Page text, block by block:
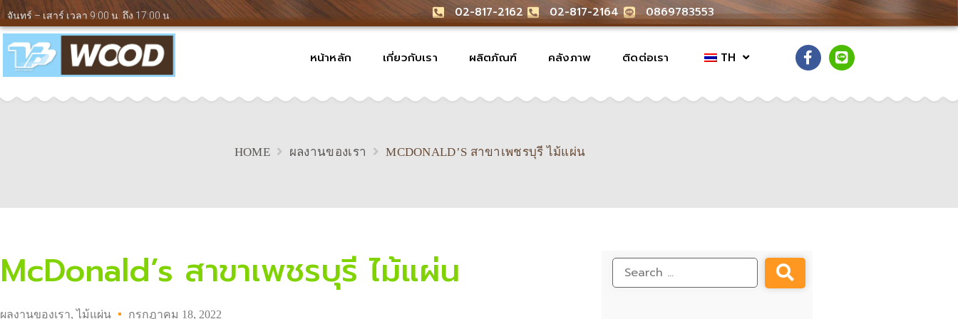
จันทร์ – เสาร์ เวลา 9:00 น. ถึง 17:00 น. 02-817-2162 02-817-2164 0869783553
หน้าหลัก เกี่ยวกับเรา ผลิตภัณฑ์ คลังภาพ ติดต่อเรา TH
HOME ผลงานของเรา MCDONALD’S สาขาเพชรบุรี ไม้แผ่น
McDonald’s สาขาเพชรบุรี ไม้แผ่น
ผลงานของเรา,ไม้แผ่น กรกฎาคม 18, 2022